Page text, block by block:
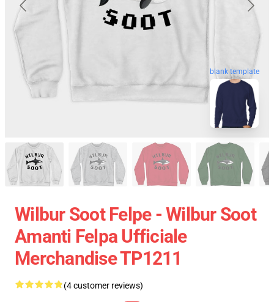
blank template
Wilbur Soot Felpe - Wilbur Soot
Amanti Felpa Ufficiale
Merchandise TP1211
(4 customer reviews)